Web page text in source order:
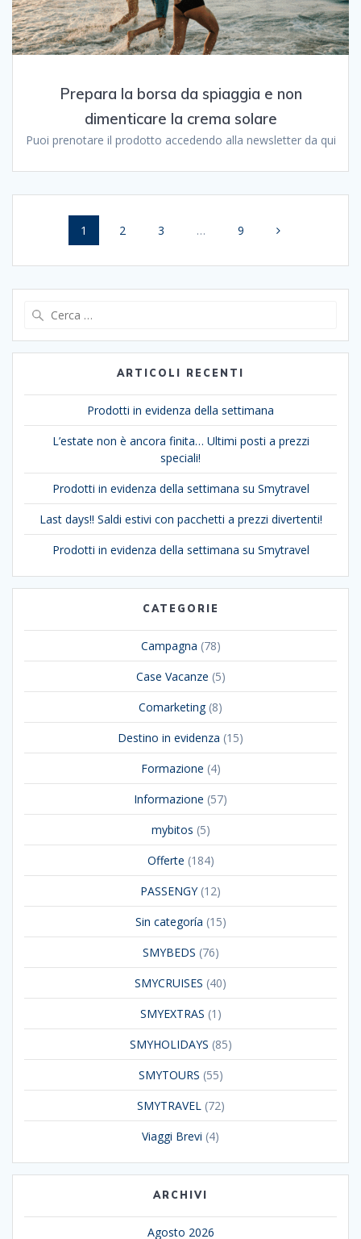
Prepara la borsa da spiaggia e non
dimenticare la crema solare
Puoi prenotare il prodotto accedendo alla newsletter da qui
Navigazione
articoliPagina
1 Pagina
2 Pagina
3 … Pagina
9
ARTICOLI RECENTI
Prodotti in evidenza della settimana
L’estate non è ancora finita… Ultimi posti a prezzi
speciali!
Prodotti in evidenza della settimana su Smytravel
Last days!! Saldi estivi con pacchetti a prezzi divertenti!
Prodotti in evidenza della settimana su Smytravel
CATEGORIE
Campagna (78)
Case Vacanze (5)
Comarketing(8)
Destino in evidenza (15)
Formazione (4)
Informazione (57)
mybitos (5)
Offerte (184)
PASSENGY(12)
Sin categoría (15)
SMYBEDS (76)
SMYCRUISES (40)
SMYEXTRAS (1)
SMYHOLIDAYS (85)
SMYTOURS (55)
SMYTRAVEL(72)
Viaggi Brevi (4)
ARCHIVI
Agosto 2026